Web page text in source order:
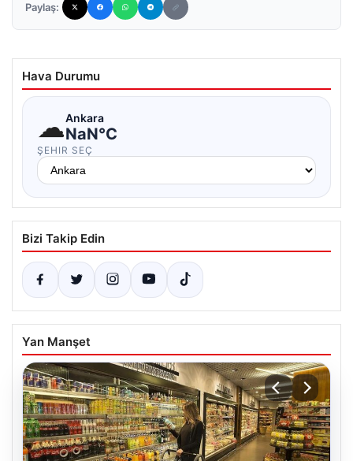
Paylaş:
Hava Durumu
☁Ankara
NaN°C
ŞEHIR SEÇ
Bizi Takip Edin
Yan Manşet